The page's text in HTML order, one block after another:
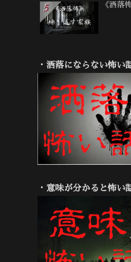
《洒落
・洒落にならない怖い
・意味が分かると怖い